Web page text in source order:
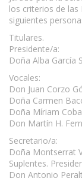
los criterios de
siguientes
Titulares.
Presidente/a:
Doña Alba García
Vocales:
Don Juan Corzo
Doña Carmen
Doña Míriam
Don Martín H.
Secretario/a:
Doña Montserrat
Suplentes.
Don Antonio